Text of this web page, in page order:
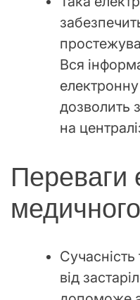
Вся
дозволить
на
Переваги
Сучасність
від